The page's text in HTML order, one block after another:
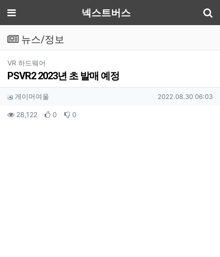
메뉴 넥스트버스
뉴스/정보
VR 하드웨어
PSVR2 2023년 초 발매 예정
작성자 정보
게이머여울 작성일
2022.08.30 06:03
컨텐츠 정보
28,122조회 0 추천 0